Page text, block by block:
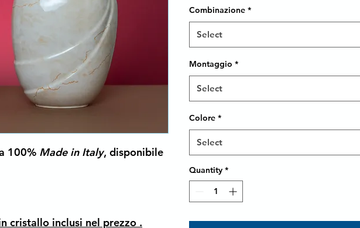
100% Made in Italy, disponibile
cristallo inclusi nel prezzo .
Combinazione *
Select
Montaggio *
Select
Colore *
Select
Quantity *